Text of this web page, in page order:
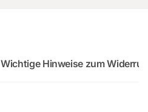
Wichtige Hinweise zum